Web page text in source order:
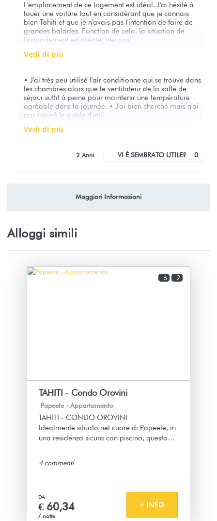
L'emplacement de ce logement est idéal. J'ai hésité à
louer une voiture tout en considérant que je connais
bien Tahiti et que je n'avais pas l'intention de faire de
grandes balades. Fonction de cela, la situation de
l'appartement est idéale, très pro
vedi di più
• J'ai très peu utilisé l'air conditionne qui se trouve dans
les chambres alors que le ventilateur de la salle de
séjour suffit à peine pour maintenir une température
agréable dans la journée. • J'ai bien cherché mais n'ai
pas trouvé le guide d'utili
vedi di più
VI È SEMBRATO UTILE? 0
2 Anni
Appartement ideal pour un séjour
CECILE (Polinesia Francese)
commerces du centre- ville. La résidence est très calme,
propre avec en prime une belle piscine, et possibilité
Maggiori Informazioni
Alloggi simili
6 2
TAHITI - Condo Orovini
Papeete - Appartamento
TAHITI - CONDO OROVINI
Idealmente situato nel cuore di Papeete, in
una residenza sicura con piscina, questo
tutto ti sedurrà. Perfetto per una famiglia in
visita a Tahiti, un gruppo di amici o
comodamente fino a 6 adulti.
4 commenti
DA
€ 60,34
/ notte
+ INFO